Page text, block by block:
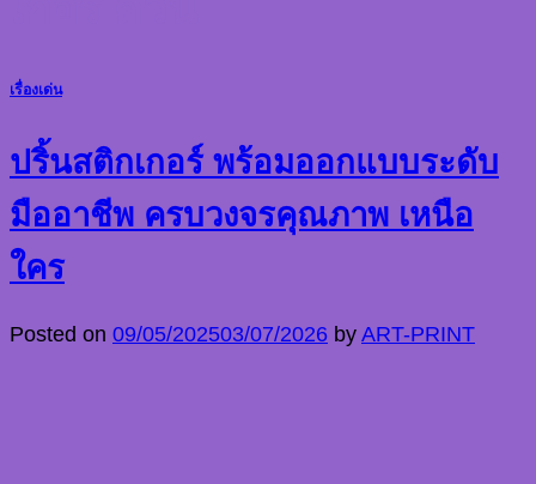
เรื่องเด่น
ปริ้นสติกเกอร์ พร้อมออกแบบระดับ
มืออาชีพ ครบวงจรคุณภาพ เหนือ
ใคร
Posted on 09/05/202503/07/2026 byART-PRINT